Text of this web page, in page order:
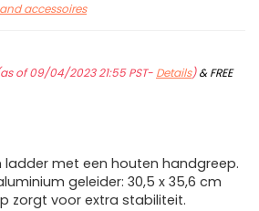
accessoires
of 09/04/2023 21:55 PST- Details)&FREE
ladder met een houten handgreep.
geleider: 30,5 x 35,6 cm
zorgt voor extra stabiliteit.